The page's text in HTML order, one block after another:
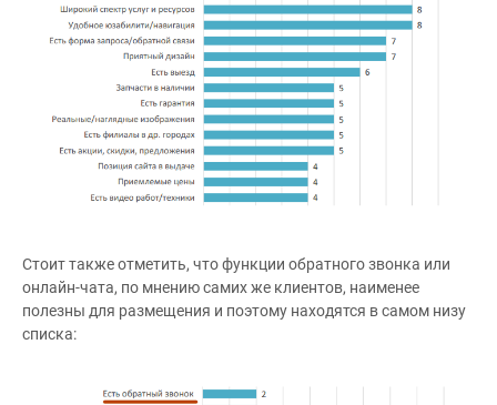
Стоит также отметить, что функции обратного звонка или
онлайн-чата, по мнению самих же клиентов, наименее
полезны для размещения и поэтому находятся в самом низу
списка: